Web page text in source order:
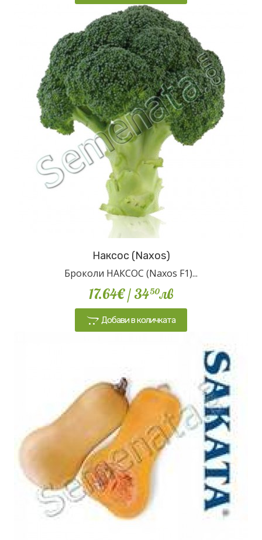
Наксос (Naxos)
Броколи НАКСОС (Naxos F1)...
17.64€/ 3450лв
Добави в количката